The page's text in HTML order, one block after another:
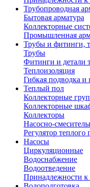
Трубопроводная
Бытовая арматура
Коллекторные
Промышленная
Трубы и фитинги,
Трубы
Фитинги и детали
Теплоизоляция
Гибкая подводка и
Теплый пол
Коллекторные
Коллекторные
Коллекторы
Насосно-
Регулятор теплого
Насосы
Циркуляционные
Водоснабжение
Водоотведение
Принадлежности к